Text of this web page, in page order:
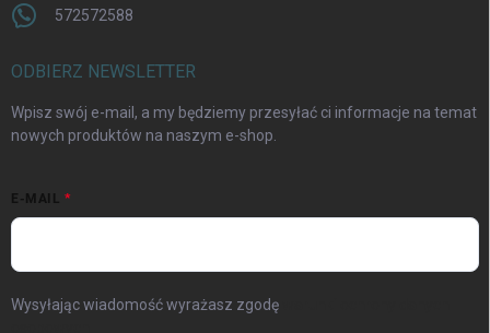
572572588
ODBIERZ NEWSLETTER
Wpisz swój e-mail, a my będziemy przesyłać ci informacje na temat
nowych produktów na naszym e-shop.
E-MAIL
Wysyłając wiadomość wyrażasz zgodę